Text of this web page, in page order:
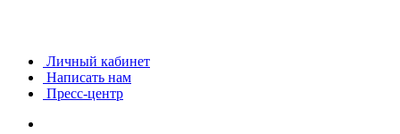
Личный кабинет
Написать нам
Пресс-центр